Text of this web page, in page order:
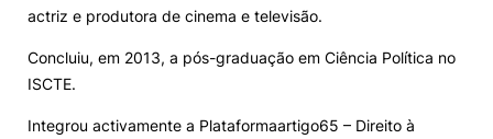
actriz e produtora de cinema e televisão.
Concluiu, em 2013, a pós-graduação em Ciência Política no
ISCTE.
Integrou activamente a Plataformaartigo65 – Direito à